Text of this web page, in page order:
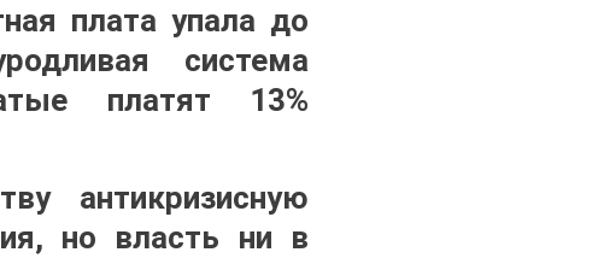
плата упала до
система
платят 13%
антикризисную
но власть ни в